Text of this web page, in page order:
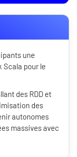
une
Scala pour le
des RDD et
des
autonomes
massives avec